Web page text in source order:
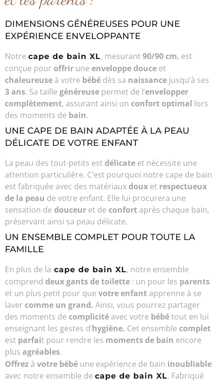
DIMENSIONS GÉNÉREUSES POUR UNE
EXPÉRIENCE ENVELOPPANTE
Notre cape de bain XL, mesurant90/90 cm, est
conçue pour offrir une enveloppe douce et
chaleureuse à votre bébé dès sa naissance jusqu’à ses
3 ans. Sa taille généreuse permet de l’envelopper
complètement, assurant ainsi un confort optimal lors
des moments de bain.
UNE CAPE DE BAIN ADAPTÉE À LA PEAU
DÉLICATE DE VOTRE ENFANT
La peau des tout-petits estdélicate et nécessite une
attention particulière. C’est pourquoi notre cape de bain
est fabriquée avec des matériauxdoux et respectueux
de la peau de votre enfant. Elle lui procurera une
sensation de douceur et de confort après chaque bain,
préservant ainsi sa peau délicate.
UN ENSEMBLE COMPLET POUR TOUTE LA
FAMILLE
En plus de la cape de bain XL, notre ensemble
comprend deux gants de toilette : un pour les parents
et un plus petit pour que votre enfant apprenne à se
laver comme un grand. Ainsi, vous pourrez partager
des moments de complicité avec votre bébétout en lui
enseignant les gestes d’hygiène. Cet ensemble complet
est parfait pour rendre les moments de bain encore
plus agréables.
Offrez à votre bébé une expérience de bain inoubliable
avec notre ensemble de cape de bain XL. Fabriqué